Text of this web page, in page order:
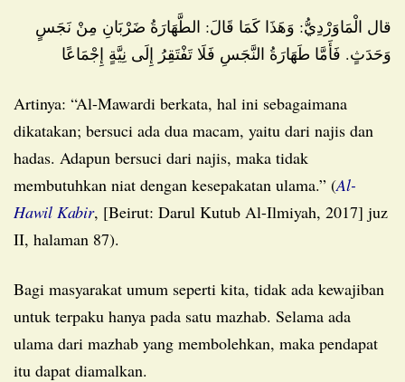
قال الْمَاوَرْدِيُّ: وَهَذَا كَمَا قَالَ: الطَّهَارَةُ ضَرْبَانِ مِنْ نَجَسٍ
وَحَدَثٍ. فَأَمَّا طَهَارَةُ النَّجَسِ فَلَا تَفْتَقِرُ إِلَى نِيَّةٍ إِجْمَاعًا
Artinya: “Al-Mawardi berkata, hal ini sebagaimana
dikatakan; bersuci ada dua macam, yaitu dari najis dan
hadas. Adapun bersuci dari najis, maka tidak
membutuhkan niat dengan kesepakatan ulama.” (Al-
Hawil Kabir, [Beirut: Darul Kutub Al-Ilmiyah, 2017] juz
II, halaman 87).
Bagi masyarakat umum seperti kita, tidak ada kewajiban
untuk terpaku hanya pada satu mazhab. Selama ada
ulama dari mazhab yang membolehkan, maka pendapat
itu dapat diamalkan.